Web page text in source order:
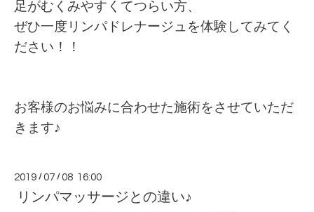
足がむくみやすくてつらい方、
ぜひ一度リンパドレナージュを体験してみてく
ださい！！
お客様のお悩みに合わせた施術をさせていただ
きます♪
2019 /07 /08 16:00
リンパマッサージとの違い♪